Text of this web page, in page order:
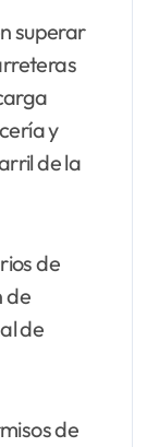
superar
y
de la
de
de
de
de